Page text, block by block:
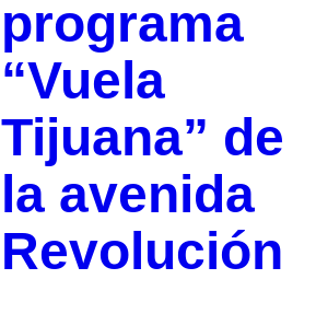
programa
“Vuela
Tijuana” de
la avenida
Revolución